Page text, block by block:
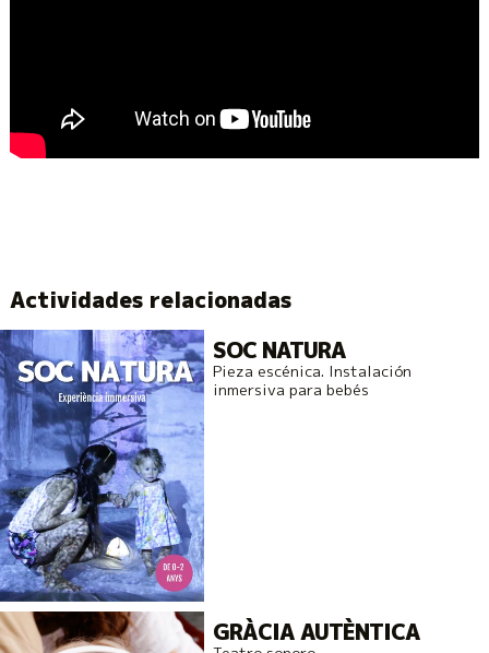
Actividades relacionadas
SOC NATURA
Pieza escénica. Instalación
inmersiva para bebés
GRÀCIA AUTÈNTICA